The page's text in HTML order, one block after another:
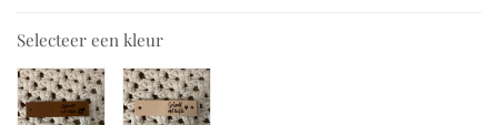
Selecteer een kleur